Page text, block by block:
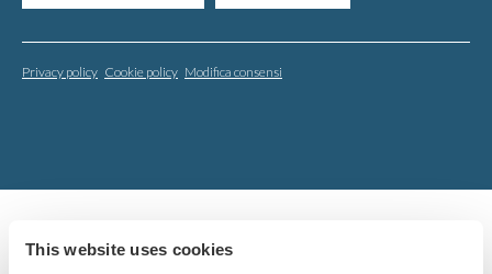
This website uses cookies
Privacy policy Cookie policy Modifica consensi